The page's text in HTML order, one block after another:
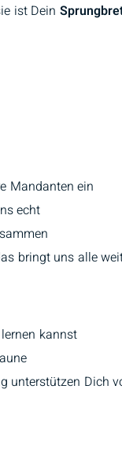
ist Dein
Mandanten ein
echt
bringt uns alle
kannst
unterstützen Dich